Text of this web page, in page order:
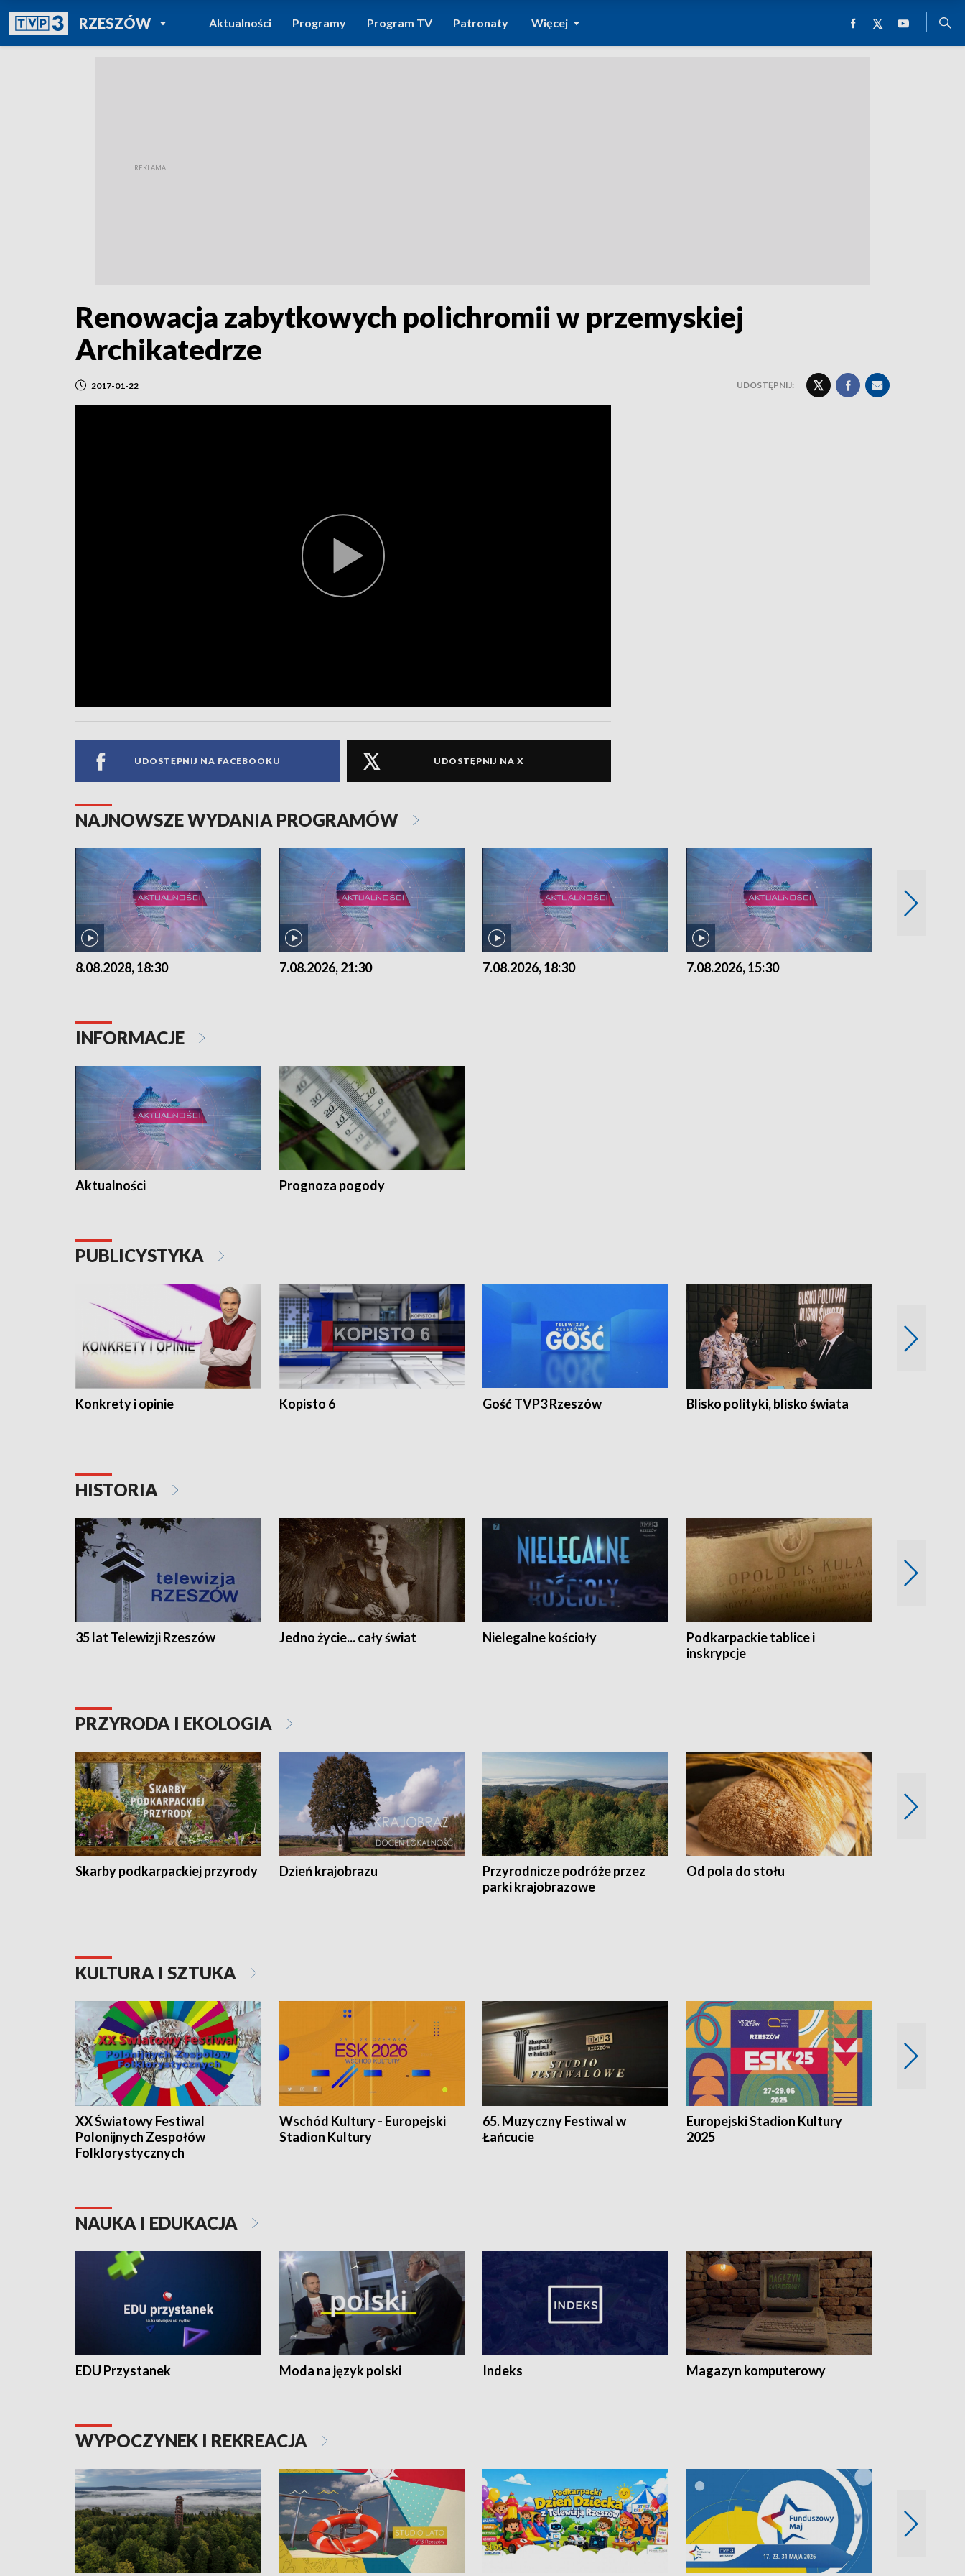
RZESZÓWPOWRÓT DO
TVP REGIONY
Aktualności Programy Program TV Patronaty Więcej
Renowacja zabytkowych polichromii w przemyskiej
Archikatedrze
2017-01-22 UDOSTĘPNIJ:
UDOSTĘPNIJ NA FACEBOOKU UDOSTĘPNIJ NA X
NAJNOWSZE WYDANIA PROGRAMÓW
8.08.2028, 18:30 7.08.2026, 21:30 7.08.2026, 18:30 7.08.2026, 15:30
INFORMACJE
Aktualności Prognoza pogody
PUBLICYSTYKA
Konkrety i opinie Kopisto 6 Gość TVP3 Rzeszów Blisko polityki, blisko świata
HISTORIA
35 lat Telewizji Rzeszów Jedno życie... cały świat Nielegalne kościoły
Podkarpackie tablice i
inskrypcje
PRZYRODA I EKOLOGIA
Skarby podkarpackiej przyrody Dzień krajobrazu
Przyrodnicze podróże przez
parki krajobrazowe
Od pola do stołu
KULTURA I SZTUKA
XX Światowy Festiwal
Polonijnych Zespołów
Folklorystycznych
Wschód Kultury - Europejski
Stadion Kultury
65. Muzyczny Festiwal w
Łańcucie
Europejski Stadion Kultury
2025
NAUKA I EDUKACJA
EDU Przystanek Moda na język polski Indeks Magazyn komputerowy
WYPOCZYNEK I REKREACJA